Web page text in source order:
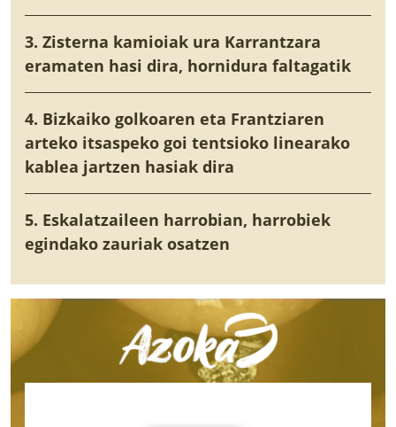
3. Zisterna kamioiak ura Karrantzara
eramaten hasi dira, hornidura faltagatik
4. Bizkaiko golkoaren eta Frantziaren
arteko itsaspeko goi tentsioko linearako
kablea jartzen hasiak dira
5. Eskalatzaileen harrobian, harrobiek
egindako zauriak osatzen